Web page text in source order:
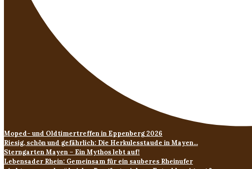
Moped- und Oldtimertreffen in Eppenberg 2026
Riesig, schön und gefährlich: Die Herkulesstaude in Mayen...
Sterngarten Mayen – Ein Mythos lebt auf!
Lebensader Rhein: Gemeinsam für ein sauberes Rheinufer